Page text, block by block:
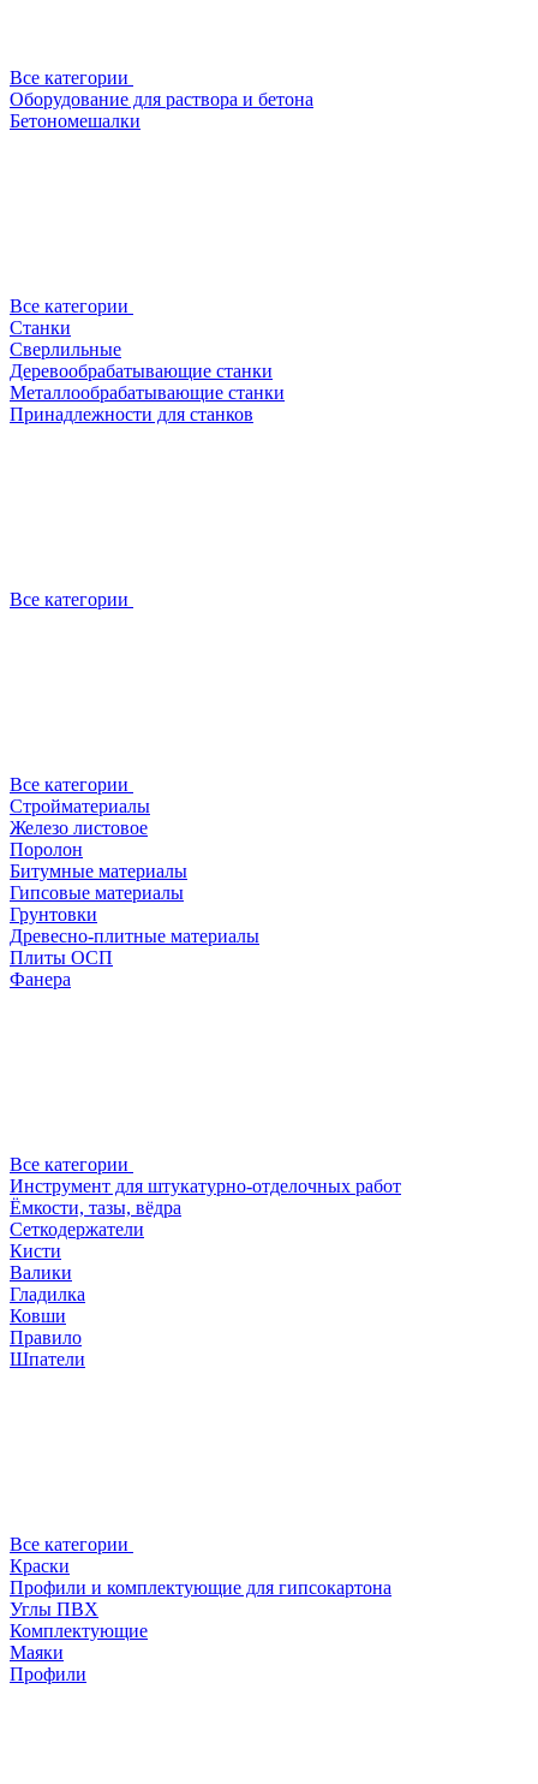
Все категории
Оборудование для раствора и бетона
Бетономешалки
Все категории
Станки
Сверлильные
Деревообрабатывающие станки
Металлообрабатывающие станки
Принадлежности для станков
Все категории
Все категории
Стройматериалы
Железо листовое
Поролон
Битумные материалы
Гипсовые материалы
Грунтовки
Древесно-плитные материалы
Плиты ОСП
Фанера
Все категории
Инструмент для штукатурно-отделочных работ
Ёмкости, тазы, вёдра
Сеткодержатели
Кисти
Валики
Гладилка
Ковши
Правило
Шпатели
Все категории
Краски
Профили и комплектующие для гипсокартона
Углы ПВХ
Комплектующие
Маяки
Профили